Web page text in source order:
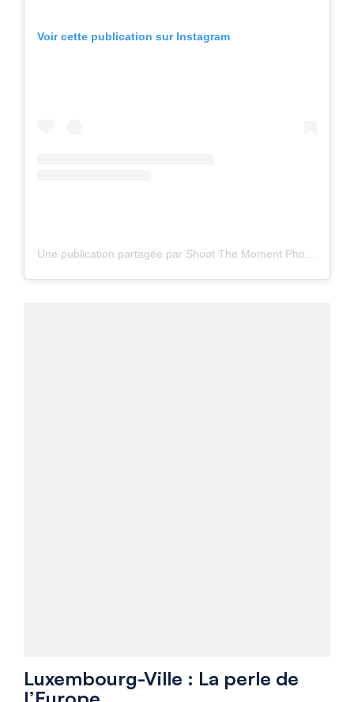
Voir cette publication sur Instagram
Une publication partagée par Shoot The Moment Photography (@shoot_the_moment_photography)
Luxembourg-Ville : La perle de